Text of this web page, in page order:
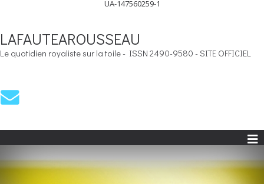
UA-147560259-1
LAFAUTEAROUSSEAU
Le quotidien royaliste sur la toile - ISSN 2490-9580 - SITE OFFICIEL